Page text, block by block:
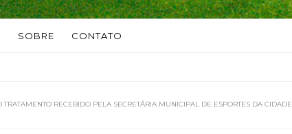
SOBRE CONTATO
RECEBIDO PELA SECRETÁRIA MUNICIPAL DE ESPORTES DA CIDADE